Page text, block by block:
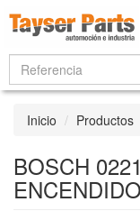
Inicio Productos
BOSCH
ENCENDIDO